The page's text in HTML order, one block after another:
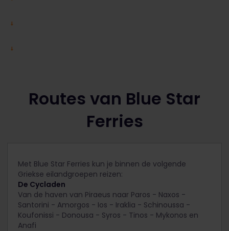
Routes van Blue Star
Ferries
Met Blue Star Ferries kun je binnen de volgende
Griekse eilandgroepen reizen:
De Cycladen
Van de haven van Piraeus naar Paros - Naxos -
Santorini - Amorgos - Ios - Iraklia - Schinoussa -
Koufonissi - Donousa - Syros - Tinos - Mykonos en
Anafi